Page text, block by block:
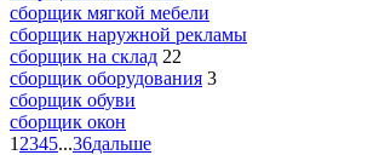
сборщик мягкой мебели
сборщик наружной рекламы
сборщик на склад 22
сборщик оборудования 3
сборщик обуви
сборщик окон
1 2345...36дальше